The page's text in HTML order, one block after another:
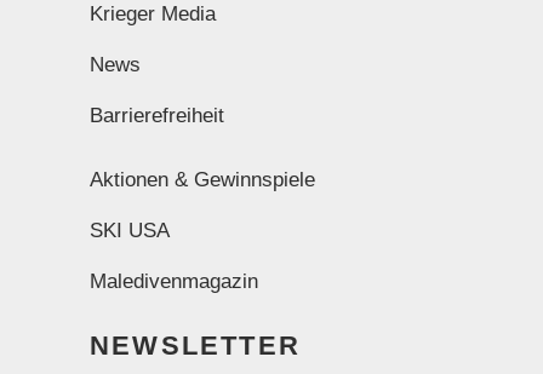
Krieger Media
News
Barrierefreiheit
Aktionen & Gewinnspiele
SKI USA
Maledivenmagazin
NEWSLETTER